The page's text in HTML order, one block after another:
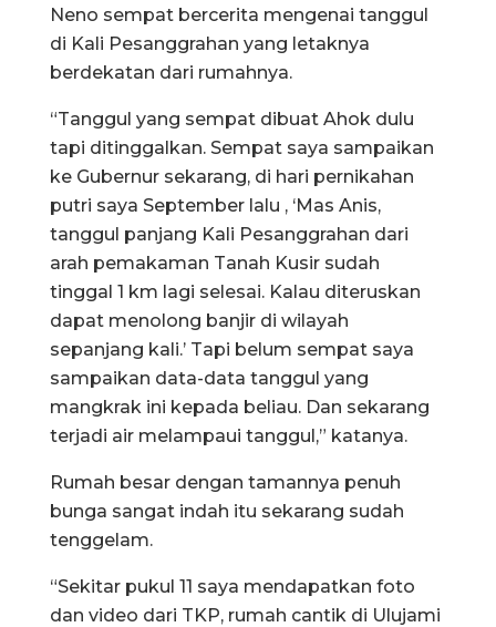
Neno sempat bercerita mengenai tanggul
di Kali Pesanggrahan yang letaknya
berdekatan dari rumahnya.
“Tanggul yang sempat dibuat Ahok dulu
tapi ditinggalkan. Sempat saya sampaikan
ke Gubernur sekarang, di hari pernikahan
putri saya September lalu , ‘Mas Anis,
tanggul panjang Kali Pesanggrahan dari
arah pemakaman Tanah Kusir sudah
tinggal 1 km lagi selesai. Kalau diteruskan
dapat menolong banjir di wilayah
sepanjang kali.’ Tapi belum sempat saya
sampaikan data-data tanggul yang
mangkrak ini kepada beliau. Dan sekarang
terjadi air melampaui tanggul,” katanya.
Rumah besar dengan tamannya penuh
bunga sangat indah itu sekarang sudah
tenggelam.
“Sekitar pukul 11 saya mendapatkan foto
dan video dari TKP, rumah cantik di Ulujami